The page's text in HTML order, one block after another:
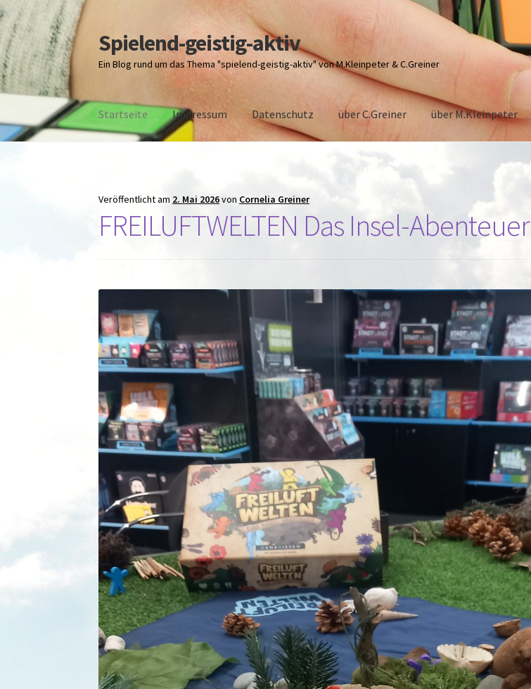
Zur
Navigation
springen
Zum
Inhalt
springen
Spielend-geistig-aktiv
Ein Blog rund um das Thema "spielend-geistig-aktiv" von M.Kleinpeter & C.Greiner
Startseite Impressum Datenschutz über C.Greiner über M.Kleinpeter
Veröffentlicht am 2. Mai 2026von Cornelia Greiner
FREILUFTWELTEN Das Insel-Abenteuer